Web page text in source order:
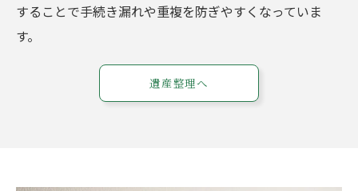
することで手続き漏れや重複を防ぎやすくなっていま
す。
遺産整理へ